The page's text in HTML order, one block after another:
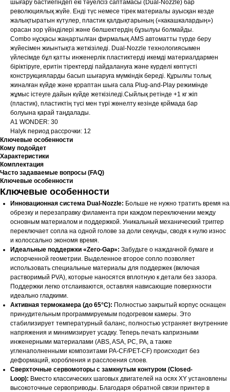
шығару бастиегіндегі екі тәуелсіз саптамасы (Dual-Nozzle) бар
революциялық жүйе. Енді түс немесе тірек материалы ауысқан кезде
жалықтыратын күтулер, пластик қалдықтарының («какашкалардың»)
орасан зор үйінділері және бөлшектердің бұзылуы болмайды.
Combo нұсқасы жаңартылған фирмалық AMS автоматты түрде беру
жүйесімен жиынтықта жеткізіледі. Dual-Nozzle технологиясымен
үйлесімде бұл қатты инженерлік пластиктерді икемді материалдармен
біріктіруге, еритін тіректерді пайдалануға және күрделі көптүсті
конструкцияларды басып шығаруға мүмкіндік береді. Құрылғы толық
жиналған күйде және қораптан шыға сала Plug-and-Play режимінде
жұмыс істеуге дайын күйде жеткізіледі.Сыйлық ретінде +1 кг жіп
(пластик), пластиктің түсі мен түрі жөнелту кезінде қоймада бар
болуына қарай таңдалады.
A1 WONDER: 30
Halyk период рассрочки: 12
Ключевые особенности
Кому подойдет
Характеристики
Комплектация
Часто задаваемые вопросы (FAQ)
Ключевые особенности
Ключевые особенности
Инновационная система Dual-Nozzle: Больше не нужно тратить время на
обрезку и перезаправку филамента при каждом переключении между
основным материалом и поддержкой. Уникальный механический триггер
переключает сопла на одной голове за доли секунды, сводя к нулю износ
и колоссально экономя время.
Идеальные поддержки «Zero-Gap»: Забудьте о наждачной бумаге и
испорченной геометрии. Выделенное второе сопло позволяет
использовать специальные материалы для поддержек (включая
растворимый PVA), которые наносятся вплотную к детали без зазора.
Поддержки легко отслаиваются, оставляя нависающие поверхности
идеально гладкими.
Активная термокамера (до 65°C): Полностью закрытый корпус оснащен
принудительным программируемым подогревом камеры. Это
стабилизирует температурный баланс, полностью устраняет внутренние
напряжения и минимизирует усадку. Теперь печать капризными
инженерными материалами (ABS, ASA, PC, PA, а также
угленаполненными композитами PA-CF/PET-CF) происходит без
деформаций, коробления и расслоения слоев.
Сверхточные сервомоторы с замкнутым контуром (Closed-
Loop): Вместо классических шаговых двигателей на осях XY установлены
высокоточные сервоприводы. Благодаря обратной связи принтер в